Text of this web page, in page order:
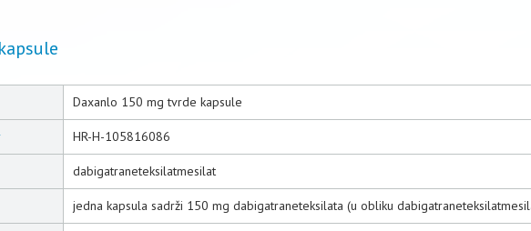
Daxanlo 150 mg tvrde kapsule
HR-H-105816086
dabigatraneteksilatmesilat
jedna kapsula sadrži 150 mg dabigatraneteksilata (u obliku